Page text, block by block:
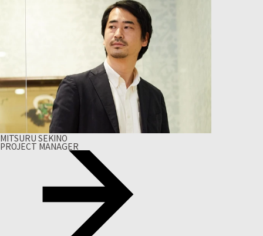
MITSURU SEKINO
PROJECT MANAGER